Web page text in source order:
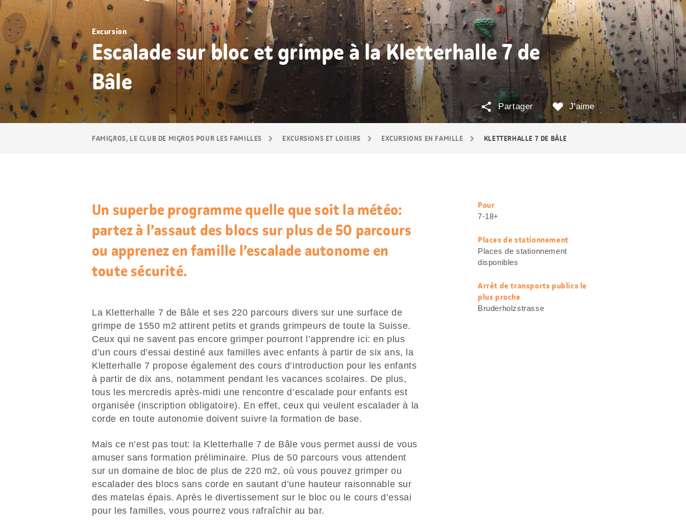
FAMIGROS, LE CLUB DE MIGROS POUR LES FAMILLES EXCURSIONS ET LOISIRS EXCURSIONS EN FAMILLE KLETTERHALLE 7 DE BÂLE
Excursion
Escalade sur bloc et grimpe à la Kletterhalle 7 de
Bâle
J’aime
Partager
Un superbe programme quelle que soit la météo:
partez à l’assaut des blocs sur plus de 50 parcours
ou apprenez en famille l’escalade autonome en
toute sécurité.
La Kletterhalle 7 de Bâle et ses 220 parcours divers sur une surface de
grimpe de 1550 m2 attirent petits et grands grimpeurs de toute la Suisse.
Ceux qui ne savent pas encore grimper pourront l’apprendre ici: en plus
d’un cours d’essai destiné aux familles avec enfants à partir de six ans, la
Kletterhalle 7 propose également des cours d’introduction pour les enfants
à partir de dix ans, notamment pendant les vacances scolaires. De plus,
tous les mercredis après-midi une rencontre d’escalade pour enfants est
organisée (inscription obligatoire). En effet, ceux qui veulent escalader à la
corde en toute autonomie doivent suivre la formation de base.
Mais ce n’est pas tout: la Kletterhalle 7 de Bâle vous permet aussi de vous
amuser sans formation préliminaire. Plus de 50 parcours vous attendent
sur un domaine de bloc de plus de 220 m2, où vous pouvez grimper ou
escalader des blocs sans corde en sautant d’une hauteur raisonnable sur
des matelas épais. Après le divertissement sur le bloc ou le cours d’essai
pour les familles, vous pourrez vous rafraîchir au bar.
Informations
utiles
Pour
7-18+
Places de stationnement
Places de stationnement
disponibles
Arrêt de transports publics le
plus proche
Bruderholzstrasse